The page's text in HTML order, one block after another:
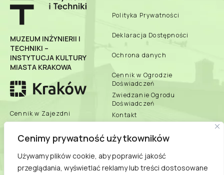
Cenimy prywatność użytkowników
Używamy plików cookie, aby poprawić jakość
przeglądania, wyświetlać reklamy lub treści dostosowane
MUZEUM INŻYNIERII I
TECHNIKI –
INSTYTUCJA KULTURY
MIASTA KRAKOWA
Cennik w Zajezdni
Zbiory Online
Zespół Muzeum
Polityka Prywatności
Deklaracja Dostępności
Ochrona danych
Cennik w Ogrodzie
Doświadczeń
Zwiedzanie Ogrodu
Doświadczeń
Kontakt
biuletyn informacji
publicznej